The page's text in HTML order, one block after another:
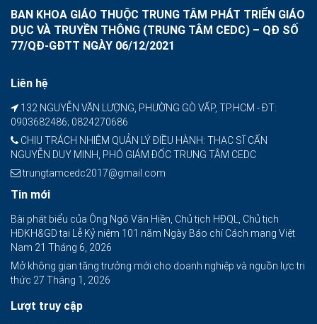
BAN KHOA GIÁO THUỘC TRUNG TÂM PHÁT TRIỂN GIÁO
DỤC VÀ TRUYỀN THÔNG (TRUNG TÂM CEDC) – QĐ SỐ
77/QĐ-GĐTT NGÀY 06/12/2021
Liên hệ
132 NGUYỄN VĂN LƯỢNG, PHƯỜNG GÒ VẤP, TP.HCM - ĐT:
0903682486; 0824270686
CHỊU TRÁCH NHIỆM QUẢN LÝ ĐIỀU HÀNH: THẠC SĨ CẤN
NGUYỄN DUY MINH, PHÓ GIÁM ĐỐC TRUNG TÂM CEDC
trungtamcedc2017@gmail.com
Tin mới
Bài phát biểu của Ông Ngô Văn Hiền, Chủ tịch HĐQL, Chủ tịch
HĐKH&GD tại Lễ Kỷ niệm 101 năm Ngày Báo chí Cách mạng Việt
Nam 21 Tháng 6, 2026
Mở không gian tăng trưởng mới cho doanh nghiệp và nguồn lực tri
thức 27 Tháng 1, 2026
Lượt truy cập